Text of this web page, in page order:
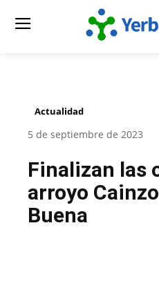
Actualidad
5 de septiembre de 2023
Finalizan las
arroyo
Buena